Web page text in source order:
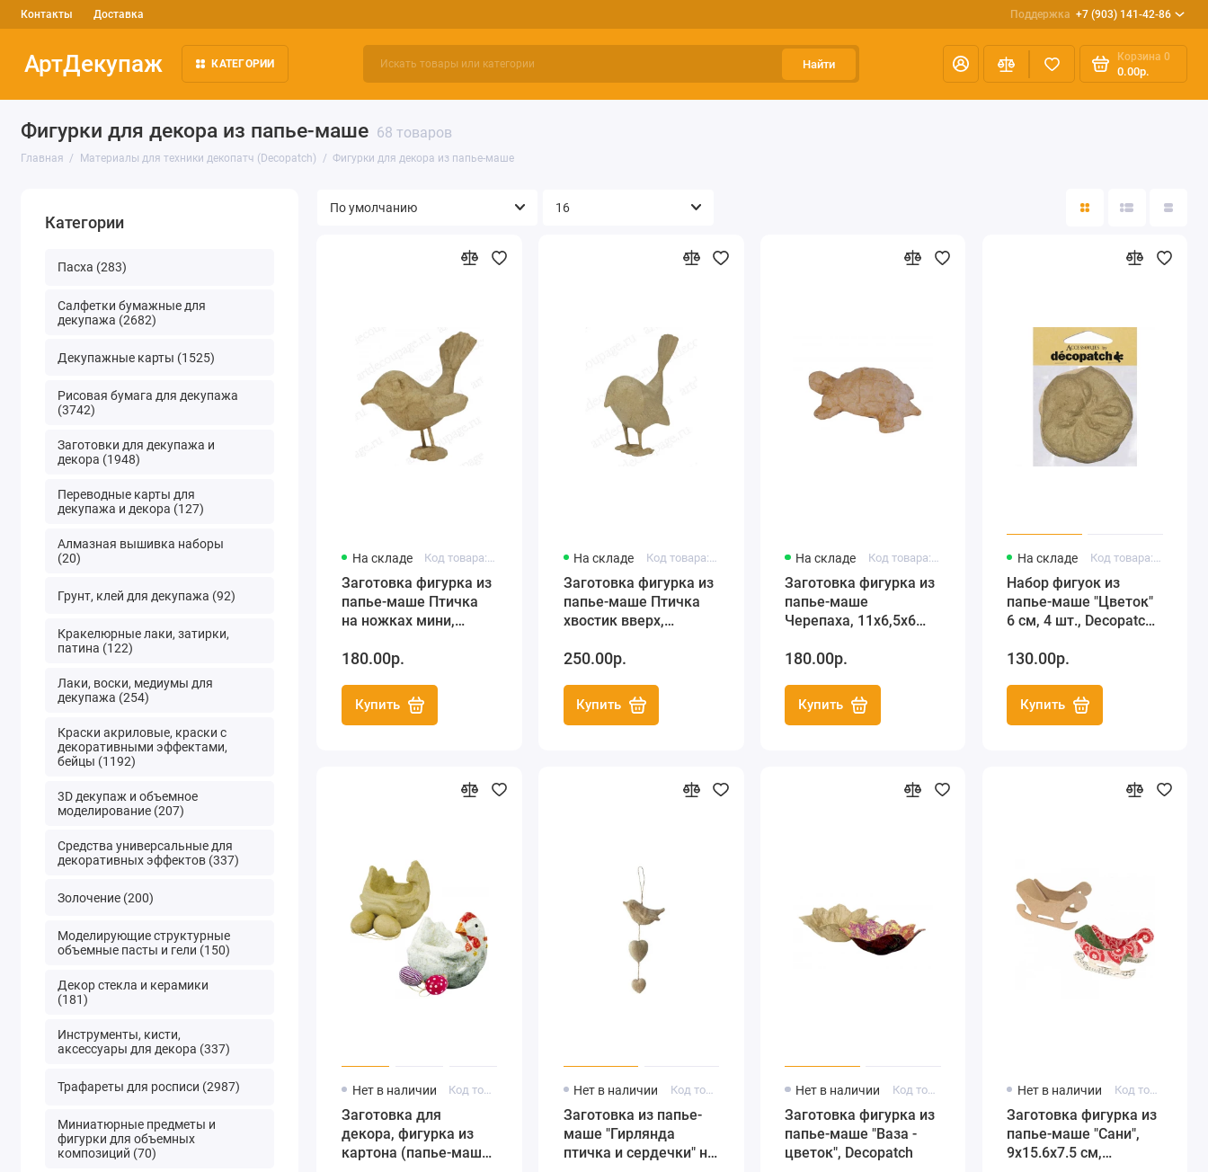
Контакты Доставка Поддержка +7 (903) 141-42-86
АртДекупаж КАТЕГОРИИ Найти
Корзина 0
0.00р.
Фигурки для декора из папье-маше 68 товаров
Главная Материалы для техники декопатч (Decopatch) Фигурки для декора из папье-маше
Категории
Пасха (283)
Салфетки бумажные для
декупажа (2682)
Декупажные карты (1525)
Рисовая бумага для декупажа
(3742)
Заготовки для декупажа и
декора (1948)
Переводные карты для
декупажа и декора (127)
Алмазная вышивка наборы
(20)
Грунт, клей для декупажа (92)
Кракелюрные лаки, затирки,
патина (122)
Лаки, воски, медиумы для
декупажа (254)
Краски акриловые, краски с
декоративными эффектами,
бейцы (1192)
3D декупаж и объемное
моделирование (207)
Средства универсальные для
декоративных эффектов (337)
Золочение (200)
Моделирующие структурные
объемные пасты и гели (150)
Декор стекла и керамики
(181)
Инструменты, кисти,
аксессуары для декора (337)
Трафареты для росписи (2987)
Миниатюрные предметы и
фигурки для объемных
композиций (70)
На складе Код товара: AP139
Заготовка фигурка из
папье-маше Птичка
на ножках мини,
(Франция)
180.00р.
Купить
На складе Код товара: SA163
Заготовка фигурка из
папье-маше Птичка
хвостик вверх,
(Франция)
250.00р.
Купить
На складе Код товара: AP619
Заготовка фигурка из
папье-маше
Черепаха, 11х6,5х6
(Франция)
180.00р.
Купить
На складе Код товара: AC368
Набор фигуок из
папье-маше "Цветок"
6 см, 4 шт., Decopatch
130.00р.
Купить
Нет в наличии Код товара: SA120
Заготовка для
декора, фигурка из
картона (папье-маше)
Нет в наличии Код товара: AC381
Заготовка из папье-
маше "Гирлянда
птичка и сердечки" на
Нет в наличии Код товара: AC237
Заготовка фигурка из
папье-маше "Ваза -
цветок", Decopatch
Нет в наличии Код товара: NO116
Заготовка фигурка из
папье-маше "Сани",
9х15.6х7.5 см,